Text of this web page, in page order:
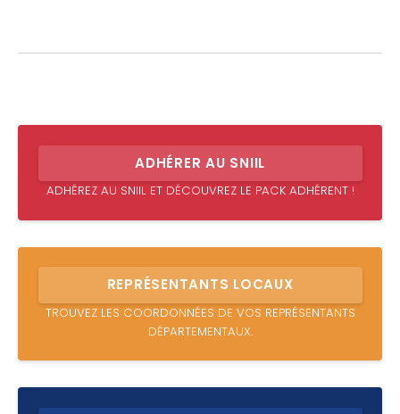
ADHÉRER AU SNIIL
ADHÉREZ AU SNIIL ET DÉCOUVREZ LE PACK ADHÉRENT !
REPRÉSENTANTS LOCAUX
TROUVEZ LES COORDONNÉES DE VOS REPRÉSENTANTS
DÉPARTEMENTAUX.